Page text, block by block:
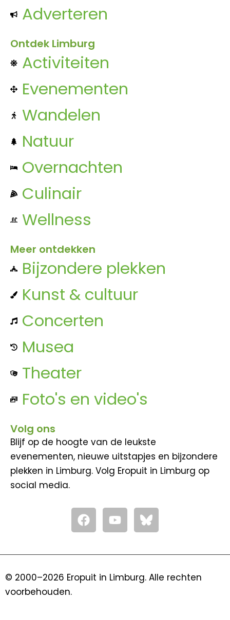
Adverteren
Ontdek Limburg
Activiteiten
Evenementen
Wandelen
Natuur
Overnachten
Culinair
Wellness
Meer ontdekken
Bijzondere plekken
Kunst & cultuur
Concerten
Musea
Theater
Foto's en video's
Volg ons
Blijf op de hoogte van de leukste
evenementen, nieuwe uitstapjes en bijzondere
plekken in Limburg. Volg Eropuit in Limburg op
social media.
F
a
c
e
o
Y
o
u
t
b
© 2000–2026 Eropuit in Limburg. Alle rechten
voorbehouden.